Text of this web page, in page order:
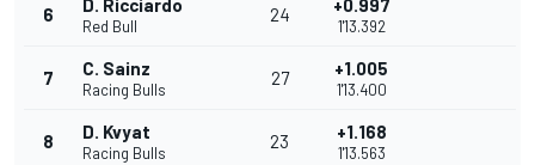
6 D. Ricciardo
Red Bull
24 +0.997
1'13.392
7 C. Sainz
Racing Bulls
27 +1.005
1'13.400
8 D. Kvyat
Racing Bulls
23 +1.168
1'13.563